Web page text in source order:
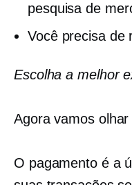
pesquisa de
Você precisa de
Escolha a melhor
Agora vamos
O pagamento é a